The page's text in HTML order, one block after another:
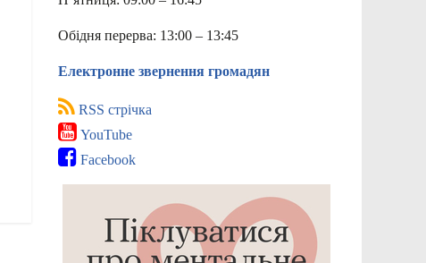
Обідня перерва: 13:00 – 13:45
Електронне звернення громадян
RSS стрічка
YouTube
Facebook